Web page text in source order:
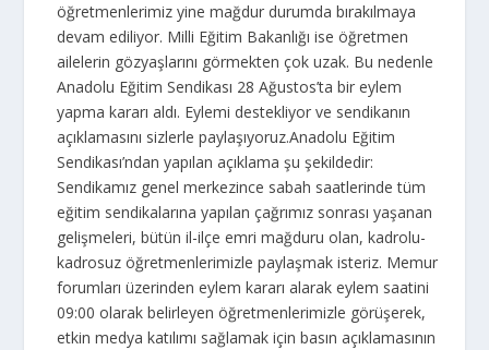
öğretmenlerimiz yine mağdur durumda bırakılmaya
devam ediliyor. Milli Eğitim Bakanlığı ise öğretmen
ailelerin gözyaşlarını görmekten çok uzak. Bu nedenle
Anadolu Eğitim Sendikası 28 Ağustos’ta bir eylem
yapma kararı aldı. Eylemi destekliyor ve sendikanın
açıklamasını sizlerle paylaşıyoruz.Anadolu Eğitim
Sendikası’ndan yapılan açıklama şu şekildedir:
Sendikamız genel merkezince sabah saatlerinde tüm
eğitim sendikalarına yapılan çağrımız sonrası yaşanan
gelişmeleri, bütün il-ilçe emri mağduru olan, kadrolu-
kadrosuz öğretmenlerimizle paylaşmak isteriz. Memur
forumları üzerinden eylem kararı alarak eylem saatini
09:00 olarak belirleyen öğretmenlerimizle görüşerek,
etkin medya katılımı sağlamak için basın açıklamasının